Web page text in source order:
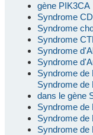
gène PIK3CA
Syndrome
Syndrome
Syndrome
Syndrome
Syndrome
Syndrome de
Syndrome de
dans le gène
Syndrome de
Syndrome de
Syndrome de